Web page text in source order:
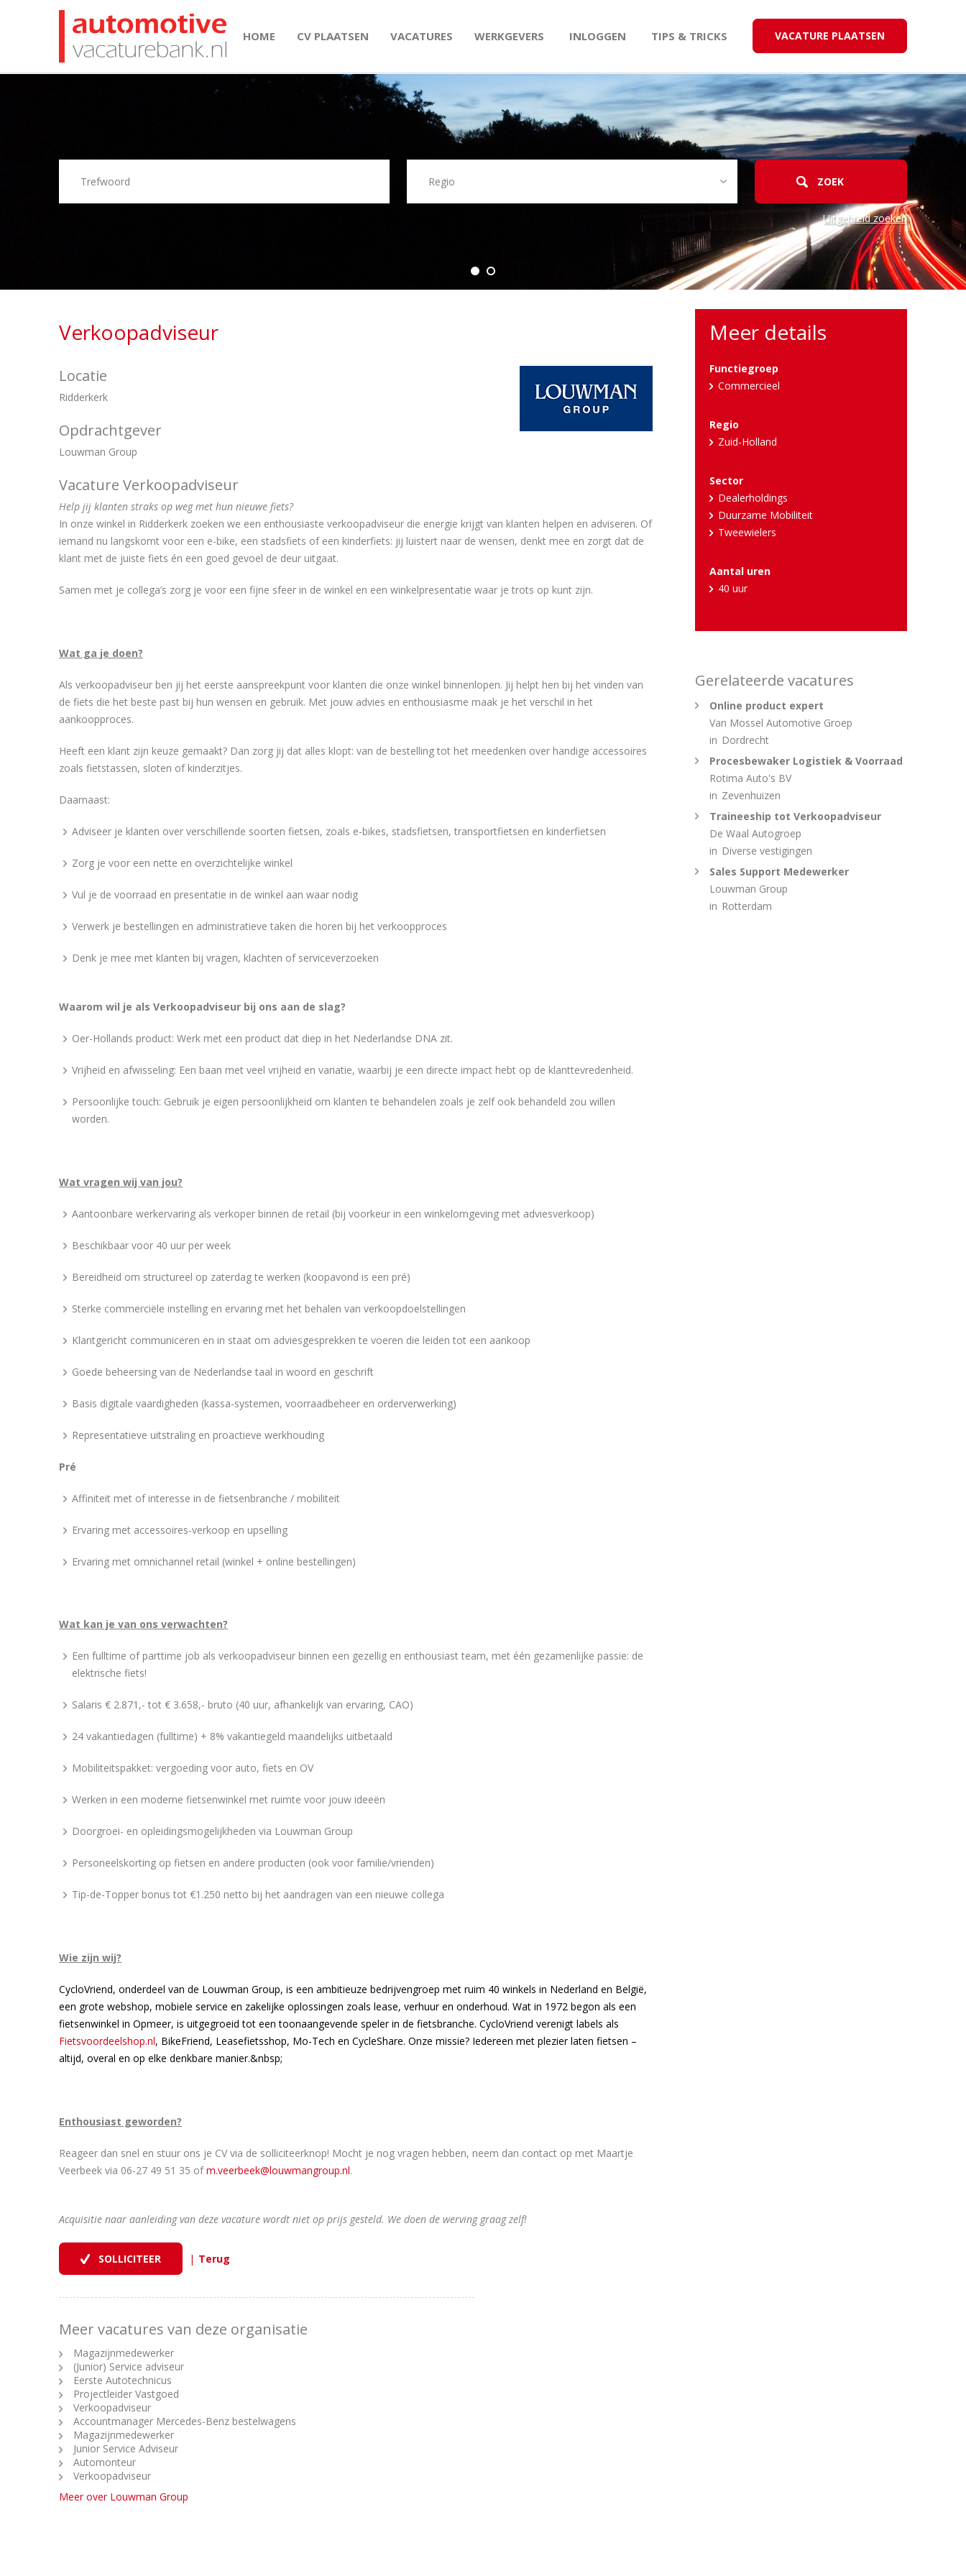
HOME CV PLAATSEN VACATURES WERKGEVERS INLOGGEN TIPS & TRICKS VACATURE PLAATSEN
Uitgebreid zoeken
Meer details
Functiegroep
Commercieel
Regio
Zuid-Holland
Sector
Dealerholdings
Duurzame Mobiliteit
Tweewielers
Aantal uren
40 uur
Verkoopadviseur
Locatie
Ridderkerk
Opdrachtgever
Louwman Group
Vacature Verkoopadviseur
Help jij klanten straks op weg met hun nieuwe fiets?
In onze winkel in Ridderkerk zoeken we een enthousiaste verkoopadviseur die energie krijgt van klanten helpen en adviseren. Of
iemand nu langskomt voor een e-bike, een stadsfiets of een kinderfiets: jij luistert naar de wensen, denkt mee en zorgt dat de
klant met de juiste fiets én een goed gevoel de deur uitgaat.
Samen met je collega’s zorg je voor een fijne sfeer in de winkel en een winkelpresentatie waar je trots op kunt zijn.
Wat ga je doen?
Als verkoopadviseur ben jij het eerste aanspreekpunt voor klanten die onze winkel binnenlopen. Jij helpt hen bij het vinden van
de fiets die het beste past bij hun wensen en gebruik. Met jouw advies en enthousiasme maak je het verschil in het
aankoopproces.
Heeft een klant zijn keuze gemaakt? Dan zorg jij dat alles klopt: van de bestelling tot het meedenken over handige accessoires
zoals fietstassen, sloten of kinderzitjes.
Daarnaast:
Adviseer je klanten over verschillende soorten fietsen, zoals e-bikes, stadsfietsen, transportfietsen en kinderfietsen
Zorg je voor een nette en overzichtelijke winkel
Vul je de voorraad en presentatie in de winkel aan waar nodig
Verwerk je bestellingen en administratieve taken die horen bij het verkoopproces
Denk je mee met klanten bij vragen, klachten of serviceverzoeken
Waarom wil je als Verkoopadviseur bij ons aan de slag?
Oer-Hollands product: Werk met een product dat diep in het Nederlandse DNA zit.
Vrijheid en afwisseling: Een baan met veel vrijheid en variatie, waarbij je een directe impact hebt op de klanttevredenheid.
Persoonlijke touch: Gebruik je eigen persoonlijkheid om klanten te behandelen zoals je zelf ook behandeld zou willen
worden.
Wat vragen wij van jou?
Aantoonbare werkervaring als verkoper binnen de retail (bij voorkeur in een winkelomgeving met adviesverkoop)
Beschikbaar voor 40 uur per week
Bereidheid om structureel op zaterdag te werken (koopavond is een pré)
Sterke commerciële instelling en ervaring met het behalen van verkoopdoelstellingen
Klantgericht communiceren en in staat om adviesgesprekken te voeren die leiden tot een aankoop
Goede beheersing van de Nederlandse taal in woord en geschrift
Basis digitale vaardigheden (kassa-systemen, voorraadbeheer en orderverwerking)
Representatieve uitstraling en proactieve werkhouding
Pré
Affiniteit met of interesse in de fietsenbranche / mobiliteit
Ervaring met accessoires-verkoop en upselling
Ervaring met omnichannel retail (winkel + online bestellingen)
Wat kan je van ons verwachten?
Een fulltime of parttime job als verkoopadviseur binnen een gezellig en enthousiast team, met één gezamenlijke passie: de
elektrische fiets!
Salaris € 2.871,- tot € 3.658,- bruto (40 uur, afhankelijk van ervaring, CAO)
24 vakantiedagen (fulltime) + 8% vakantiegeld maandelijks uitbetaald
Mobiliteitspakket: vergoeding voor auto, fiets en OV
Werken in een moderne fietsenwinkel met ruimte voor jouw ideeën
Doorgroei- en opleidingsmogelijkheden via Louwman Group
Personeelskorting op fietsen en andere producten (ook voor familie/vrienden)
Tip-de-Topper bonus tot €1.250 netto bij het aandragen van een nieuwe collega
Wie zijn wij?
CycloVriend, onderdeel van de Louwman Group, is een ambitieuze bedrijvengroep met ruim 40 winkels in Nederland en België,
een grote webshop, mobiele service en zakelijke oplossingen zoals lease, verhuur en onderhoud. Wat in 1972 begon als een
fietsenwinkel in Opmeer, is uitgegroeid tot een toonaangevende speler in de fietsbranche. CycloVriend verenigt labels als
Fietsvoordeelshop.nl, BikeFriend, Leasefietsshop, Mo-Tech en CycleShare. Onze missie? Iedereen met plezier laten fietsen –
altijd, overal en op elke denkbare manier.&nbsp;
Enthousiast geworden?
Reageer dan snel en stuur ons je CV via de solliciteerknop! Mocht je nog vragen hebben, neem dan contact op met Maartje
Veerbeek via 06-27 49 51 35 ofm.veerbeek@louwmangroup.nl.
Acquisitie naar aanleiding van deze vacature wordt niet op prijs gesteld. We doen de werving graag zelf!
|
Meer vacatures van deze organisatie
Magazijnmedewerker
(Junior) Service adviseur
Eerste Autotechnicus
Projectleider Vastgoed
Verkoopadviseur
Accountmanager Mercedes-Benz bestelwagens
Magazijnmedewerker
Junior Service Adviseur
Automonteur
Verkoopadviseur
Meer over Louwman Group
Gerelateerde vacatures
Online product expert
Van Mossel Automotive Groep
in Dordrecht
Procesbewaker Logistiek & Voorraad
Rotima Auto's BV
in Zevenhuizen
Traineeship tot Verkoopadviseur
De Waal Autogroep
in Diverse vestigingen
Sales Support Medewerker
Louwman Group
in Rotterdam